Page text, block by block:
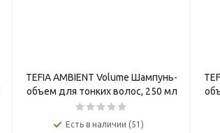
TEFIA AMBIENT Volume Шампунь-
объем для тонких волос, 250 мл
Есть в наличии (51)